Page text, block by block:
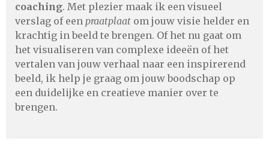
coaching. Met plezier maak ik een visueel
verslag of een praatplaat om jouw visie helder en
krachtig in beeld te brengen. Of het nu gaat om
het visualiseren van complexe ideeën of het
vertalen van jouw verhaal naar een inspirerend
beeld, ik help je graag om jouw boodschap op
een duidelijke en creatieve manier over te
brengen.